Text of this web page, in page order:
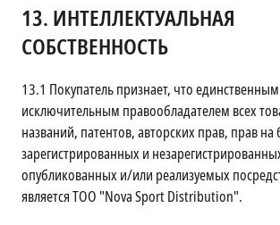
13. ИНТЕЛЛЕКТУАЛЬНАЯ
СОБСТВЕННОСТЬ
13.1 Покупатель признает, что
исключительным правообладателем всех
названий, патентов, авторских прав, прав
зарегистрированных и
опубликованных и/или реализуемых
является ТОО "Nova Sport Distribution".